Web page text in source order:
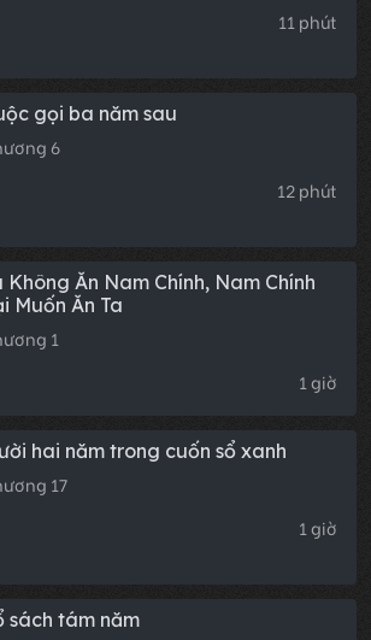
11 phút
gọi ba năm sau
6
12 phút
Không Ăn Nam Chính, Nam Chính
Muốn Ăn Ta
1
1 giờ
hai năm trong cuốn sổ xanh
17
1 giờ
sách tám năm